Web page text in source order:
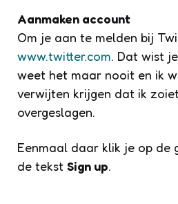
Aanmaken account
Om je aan te melden bij
www.twitter.com. Dat wist
weet het maar nooit en ik
verwijten krijgen dat ik
overgeslagen.
Eenmaal daar klik je op de
de tekst Sign up.